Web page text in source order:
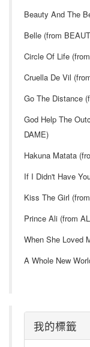
Beauty And The
Belle (from
Circle Of Life
Cruella De Vil
Go The Distance
God Help The
DAME)
Hakuna Matata
If I Didn't Have
Kiss The Girl
Prince Ali (from
When She Loved
A Whole New
我的標籤